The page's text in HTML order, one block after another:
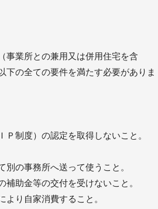
事業所との兼用又は併用住宅を含
下の全ての要件を満たす必要がありま
Ｐ制度）の認定を取得しないこと。
の事務所へ送って使うこと。
補助金等の交付を受けないこと。
より自家消費すること。